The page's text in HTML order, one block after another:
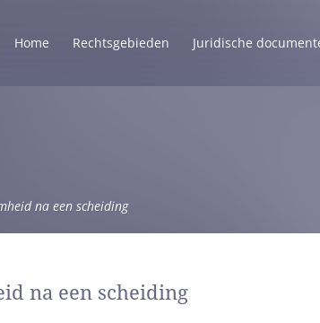
Home Rechtsgebieden Juridische
na een scheiding
na een scheiding